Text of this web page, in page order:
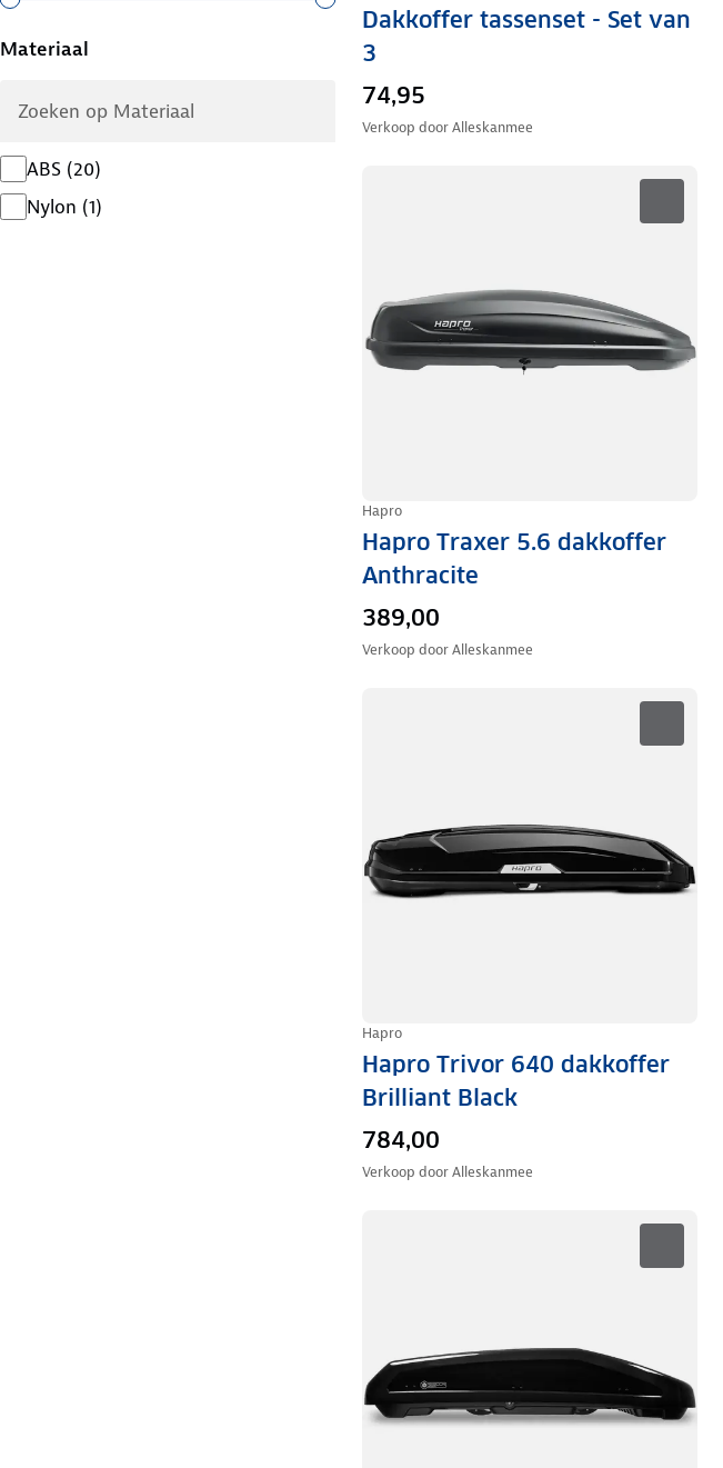
Materiaal
ABS (20)
Nylon (1)
Dakkoffer tassenset - Set van
3
74,95
Verkoop doorAlleskanmee
Hapro
Hapro Traxer 5.6 dakkoffer
Anthracite
389,00
Verkoop doorAlleskanmee
Hapro
Hapro Trivor 640 dakkoffer
Brilliant Black
784,00
Verkoop doorAlleskanmee